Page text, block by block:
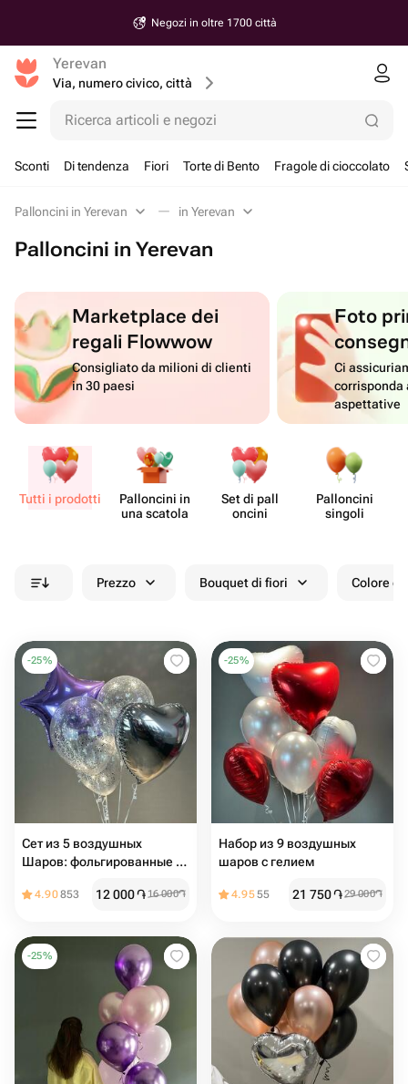
Negozi in oltre 1700 città
Yerevan
Via, numero civico, città
Ricerca articoli e negozi
Sconti Di tendenza Fiori Torte di Bento Fragole di cioccolato
Palloncini in Yerevan in Yerevan
Palloncini in Yerevan
Marketplace dei
regali Flowwow
Consigliato da milioni di clienti
in 30 paesi
Foto
Ci
corrisponda
aspettative
Tutti i prodotti
Pall​oncini in
una scatola
Set di pall​
oncini
Pall​oncini
singoli
Prezzo Bouquet di fiori Colore
-25%
Сет из 5 воздушных
Шаров: фольгированные и
4.90853 12 000֏16 000֏
-25%
Набор из 9 воздушных
шаров с гелием
4.9555 21 750֏29 000֏
-25%